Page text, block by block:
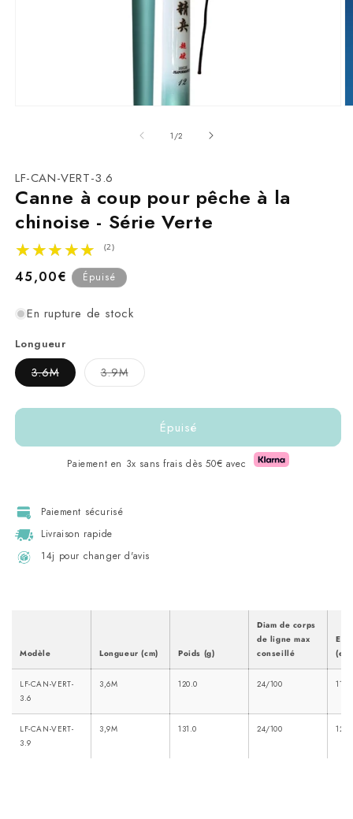
fenêtre
modale
1 /de
2
SKU:
LF-CAN-VERT-3.6
Canne à coup pour pêche à la
chinoise - Série Verte
★★★★★
★★★★★ (2)
Prix
45,00€ Épuisé
En rupture de stock
Longueur
3.6MVariante
épuisée
indisponible
3.9MVariante
épuisée
indisponible
Épuisé
Paiement en 3x sans frais dès 50€ avec
Paiement sécurisé
Livraison rapide
14j pour changer d'avis
Modèle Longueur (cm) Poids (g)
Diam de corps
de ligne max
conseillé
(en
LF-CAN-VERT-
3.6
3,6M 120.0 24/100
LF-CAN-VERT-
3.9
3,9M 131.0 24/100